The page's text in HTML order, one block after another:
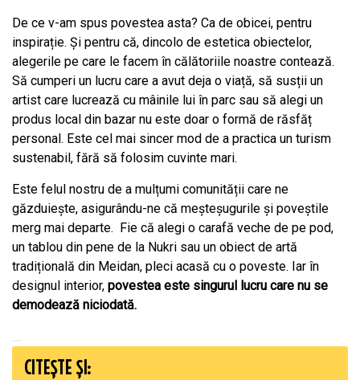
De ce v-am spus povestea asta? Ca de obicei, pentru
inspirație. Și pentru că, dincolo de estetica obiectelor,
alegerile pe care le facem în călătoriile noastre contează.
Să cumperi un lucru care a avut deja o viață, să susții un
artist care lucrează cu mâinile lui în parc sau să alegi un
produs local din bazar nu este doar o formă de răsfăț
personal. Este cel mai sincer mod de a practica un turism
sustenabil, fără să folosim cuvinte mari.
Este felul nostru de a mulțumi comunității care ne
găzduiește, asigurându-ne că meșteșugurile și poveștile
merg mai departe. Fie că alegi o carafă veche de pe pod,
un tablou din pene de la Nukri sau un obiect de artă
tradițională din Meidan, pleci acasă cu o poveste. Iar în
designul interior, povestea este singurul lucru care nu se
demodează niciodată.
CITEȘTE ȘI: